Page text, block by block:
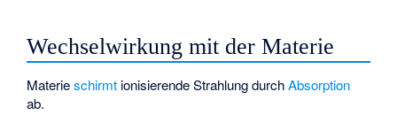
Wechselwirkung mit der Materie
Materieschirmt ionisierende Strahlung durchAbsorption
ab.